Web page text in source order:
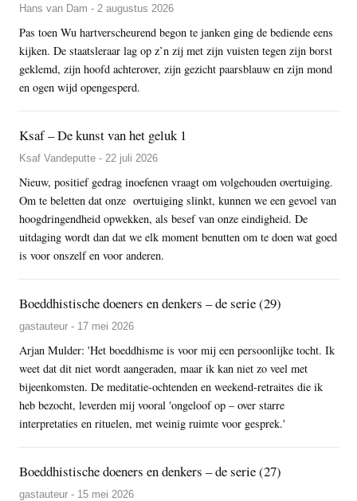
Hans van Dam - 2 augustus 2026
Pas toen Wu hartverscheurend begon te janken ging de bediende eens
kijken. De staatsleraar lag op z’n zij met zijn vuisten tegen zijn borst
geklemd, zijn hoofd achterover, zijn gezicht paarsblauw en zijn mond
en ogen wijd opengesperd.
Ksaf – De kunst van het geluk 1
Ksaf Vandeputte - 22 juli 2026
Nieuw, positief gedrag inoefenen vraagt om volgehouden overtuiging.
Om te beletten dat onze overtuiging slinkt, kunnen we een gevoel van
hoogdringendheid opwekken, als besef van onze eindigheid. De
uitdaging wordt dan dat we elk moment benutten om te doen wat goed
is voor onszelf en voor anderen.
Boeddhistische doeners en denkers – de serie (29)
gastauteur - 17 mei 2026
Arjan Mulder: 'Het boeddhisme is voor mij een persoonlijke tocht. Ik
weet dat dit niet wordt aangeraden, maar ik kan niet zo veel met
bijeenkomsten. De meditatie-ochtenden en weekend-retraites die ik
heb bezocht, leverden mij vooral 'ongeloof op – over starre
interpretaties en rituelen, met weinig ruimte voor gesprek.'
Boeddhistische doeners en denkers – de serie (27)
gastauteur - 15 mei 2026